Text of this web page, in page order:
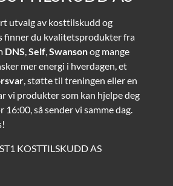
utvalg av kosttilskudd og
finner du kvalitetsprodukter fra
DNS Self Swansonog mange
mer energi i hverdagen, et
, støtte til treningen eller en
vi produkter som kan hjelpe deg
16:00, så sender vi samme dag.
KOSTTILSKUDD AS